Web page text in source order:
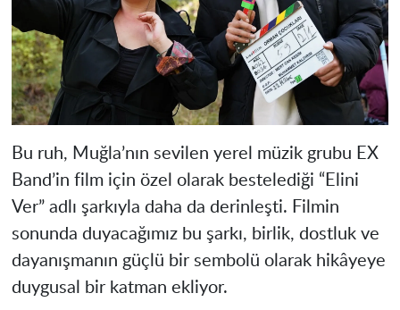
Bu ruh, Muğla’nın sevilen yerel müzik grubu EX
Band’in film için özel olarak bestelediği “Elini
Ver” adlı şarkıyla daha da derinleşti. Filmin
sonunda duyacağımız bu şarkı, birlik, dostluk ve
dayanışmanın güçlü bir sembolü olarak hikâyeye
duygusal bir katman ekliyor.